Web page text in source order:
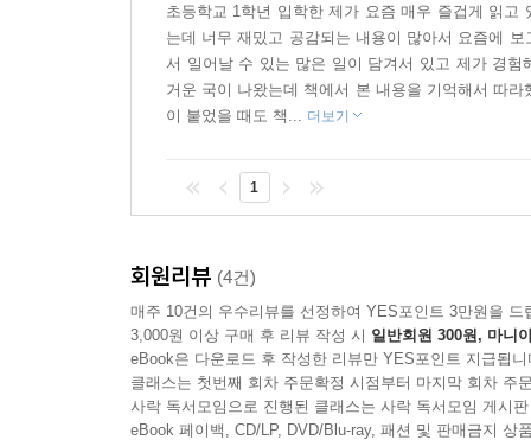
위기의 순간이 지나고 나면 필요에 따라 어떻게
예방하면 좋은지도 제시한다. 촘촘한 구성을 통
위기 탈출 책이다.
□“푸하하하” 웃을 수 있는 코믹한 책
변기에 물이 안 내려가 있을 때 등 너무 나 리
□소소하고 따뜻한 유머가 있는 그림
그림책이 아님에도 그림이 글보다 더 많이 든 책
초등학교 1학년 입학한 제가 요즘 매우 즐겁게 읽
는데 너무 재밌고 공감되는 내용이 많아서 요즘에
서 일어날 수 있는 많은 일이 담겨서 있고 제가 경
거운 국이 나왔는데 책에서 본 내용을 기억해서 따
이 붙었을 때도 책...
더보기
1
회원리뷰 (4건)
매주 10건의 우수리뷰를 선정하여 YES포인트 3만원을 드
3,000원 이상 구매 후 리뷰 작성 시 일반회원 300원, 마니
eBook은 다운로드 후 작성한 리뷰만 YES포인트 지급됩니
클래스는 첫번째 회차 주문확정 시점부터 마지막 회차 주
사락 독서모임으로 진행된 클래스는 사락 독서모임 게시
eBook 페이백, CD/LP, DVD/Blu-ray, 패션 및 판매금지 상